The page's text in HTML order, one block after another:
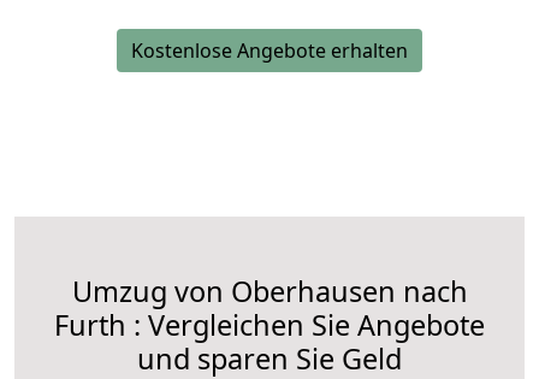
Kostenlose Angebote erhalten
Umzug von Oberhausen nach
Furth : Vergleichen Sie Angebote
und sparen Sie Geld